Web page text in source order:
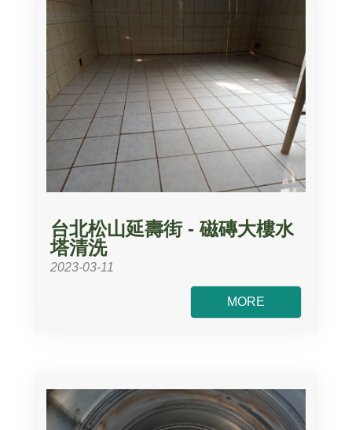
台北松山延壽街 - 磁磚大樓水
塔清洗
2023-03-11
MORE